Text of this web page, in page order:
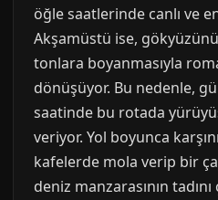
öğle saatlerinde canlı ve
Akşamüstü ise,
tonlara boyanmasıyla
dönüşüyor. Bu nedenle,
saatinde bu rotada
veriyor. Yol boyunca
kafelerde mola verip bir
deniz manzarasının